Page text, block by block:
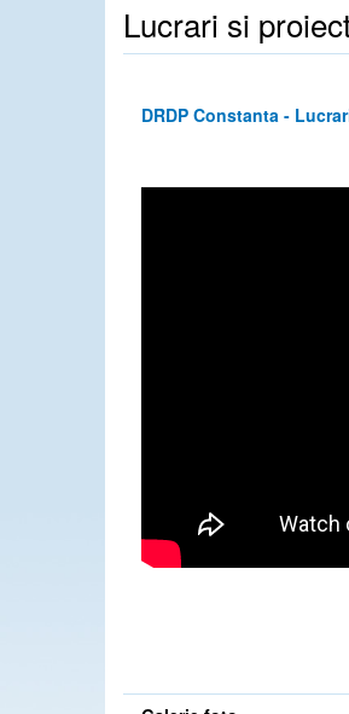
Lucrari si
DRDP Constanta -